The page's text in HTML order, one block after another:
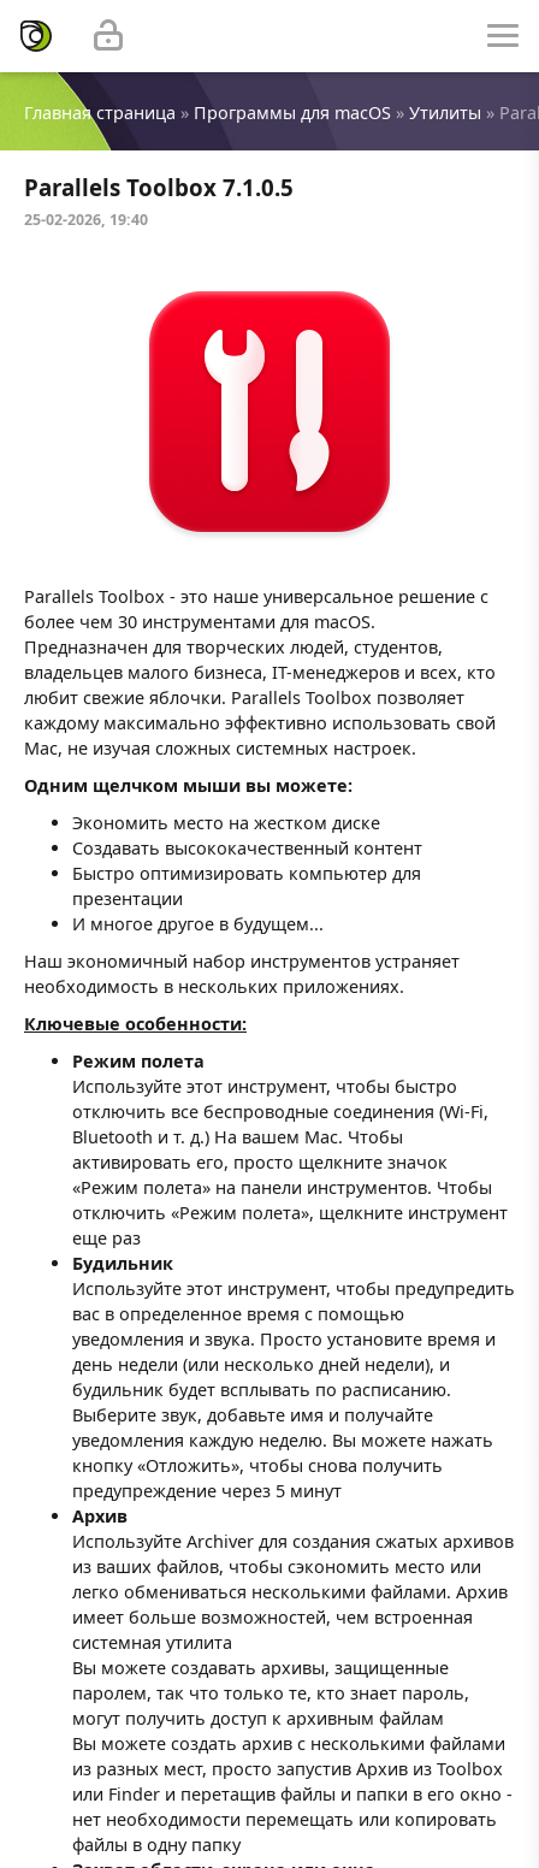
Главная страница » Программы для macOS » Утилиты »
Parallels Toolbox 7.1.0.5
25-02-2026, 19:40
Parallels Toolbox - это наше универсальное решение с
более чем 30 инструментами для macOS.
Предназначен для творческих людей, студентов,
владельцев малого бизнеса, IT-менеджеров и всех, кто
любит свежие яблочки. Parallels Toolbox позволяет
каждому максимально эффективно использовать свой
Mac, не изучая сложных системных настроек.
Одним щелчком мыши вы можете:
Экономить место на жестком диске
Создавать высококачественный контент
Быстро оптимизировать компьютер для
презентации
И многое другое в будущем...
Наш экономичный набор инструментов устраняет
необходимость в нескольких приложениях.
Ключевые особенности:
Режим полета
Используйте этот инструмент, чтобы быстро
отключить все беспроводные соединения (Wi-Fi,
Bluetooth и т. д.) На вашем Mac. Чтобы
активировать его, просто щелкните значок
«Режим полета» на панели инструментов. Чтобы
отключить «Режим полета», щелкните инструмент
еще раз
Будильник
Используйте этот инструмент, чтобы предупредить
вас в определенное время с помощью
уведомления и звука. Просто установите время и
день недели (или несколько дней недели), и
будильник будет всплывать по расписанию.
Выберите звук, добавьте имя и получайте
уведомления каждую неделю. Вы можете нажать
кнопку «Отложить», чтобы снова получить
предупреждение через 5 минут
Архив
Используйте Archiver для создания сжатых архивов
из ваших файлов, чтобы сэкономить место или
легко обмениваться несколькими файлами. Архив
имеет больше возможностей, чем встроенная
системная утилита
Вы можете создавать архивы, защищенные
паролем, так что только те, кто знает пароль,
могут получить доступ к архивным файлам
Вы можете создать архив с несколькими файлами
из разных мест, просто запустив Архив из Toolbox
или Finder и перетащив файлы и папки в его окно -
нет необходимости перемещать или копировать
файлы в одну папку